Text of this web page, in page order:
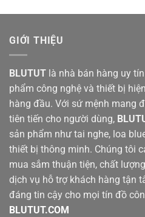
GIỚI THIỆU
BLUTUT là nhà bán hàng uy
phẩm công nghệ và thiết bị
hàng đầu. Với sứ mệnh mang
tiên tiến cho người dùng,
sản phẩm như tai nghe, loa
thiết bị thông minh. Chúng tôi
mua sắm thuận tiện, chất
dịch vụ hỗ trợ khách hàng tận
đáng tin cậy cho mọi tín đồ
BLUTUT.COM